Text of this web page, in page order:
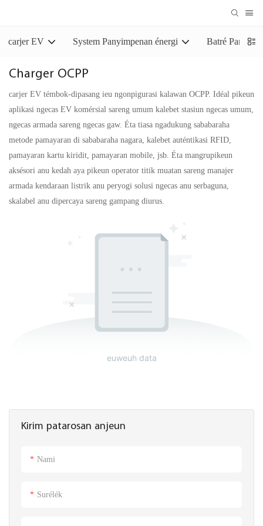
carjer EV System Panyimpenan énergi Batré
Charger OCPP
carjer EV témbok-dipasang ieu ngonpigurasi kalawan OCPP. Idéal pikeun
aplikasi ngecas EV komérsial sareng umum kalebet stasiun ngecas umum,
ngecas armada sareng ngecas gaw. Éta tiasa ngadukung sababaraha
metode pamayaran di sababaraha nagara, kalebet auténtikasi RFID,
pamayaran kartu kiridit, pamayaran mobile, jsb. Éta mangrupikeun
aksésori anu kedah aya pikeun operator titik muatan sareng manajer
armada kendaraan listrik anu peryogi solusi ngecas anu serbaguna,
skalabel anu dipercaya sareng gampang diurus.
Kirim patarosan anjeun
Nami
Surélék
euweuh data